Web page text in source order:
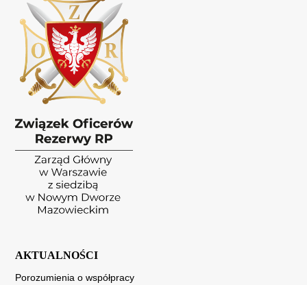
AKTUALNOŚCI
Porozumienia o współpracy